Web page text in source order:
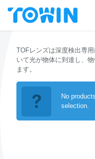
TOFレンズは深度検出専
いて光が物体に到達し、
ます。
No
selection.